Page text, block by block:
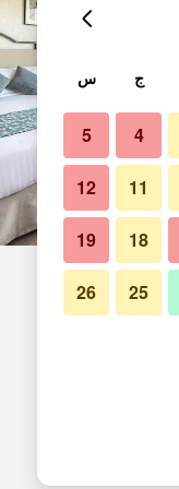
ج س
4
5
11
12
18
19
25
26